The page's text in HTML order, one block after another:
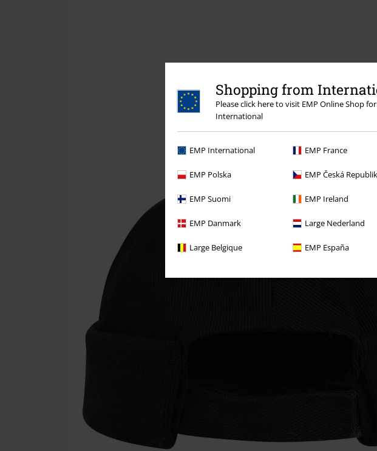
Shopping from
Please click here to visit EMP Online Shop
International
EMP International EMP France
EMP Polska EMP Česká
EMP Suomi EMP Ireland
EMP Danmark Large Nederland
Large Belgique EMP España